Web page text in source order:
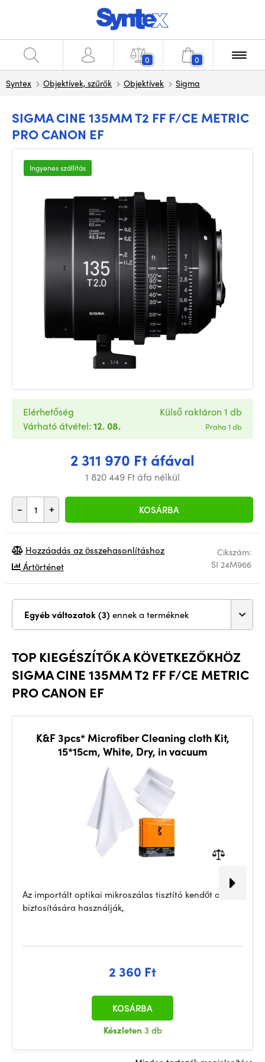
0 0
Syntex Objektívek, szűrők Objektívek Sigma
SIGMA CINE 135MM T2 FF F/CE METRIC
PRO CANON EF
Ingyenes szállítás
2 311 970 Ft áfával
1 820 449 Ft áfa nélkül
- + KOSÁRBA
Elérhetőség
Várható átvétel: 12. 08.
Külső raktáron 1 db
Praha 1 db
Cikszám:
SI 24M966
Hozzáadás az összehasonlításhoz
Ártörténet
Egyéb változatok (3) ennek a terméknek
TOP KIEGÉSZÍTŐK A KÖVETKEZŐKHÖZ
SIGMA CINE 135MM T2 FF F/CE METRIC
PRO CANON EF
K&F 3pcs* Microfiber Cleaning cloth Kit,
15*15cm, White, Dry, in vacuum
Az importált optikai mikroszálas tisztító kendőt annak
biztosítására használják,
2 360 Ft
Készleten 3 db
KOSÁRBA